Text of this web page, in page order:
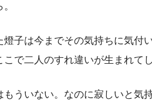
子は今までその気持ちに気付
で二人のすれ違いが生まれて
ういない。なのに寂しいと気